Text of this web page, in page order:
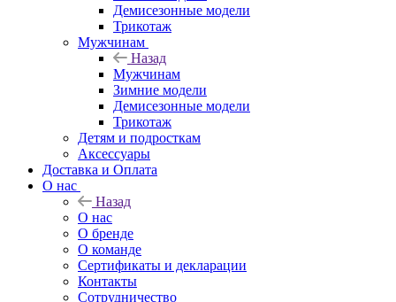
Демисезонные модели
Трикотаж
Мужчинам
Назад
Мужчинам
Зимние модели
Демисезонные модели
Трикотаж
Детям и подросткам
Аксессуары
Доставка и Оплата
О нас
Назад
О нас
О бренде
О команде
Сертификаты и декларации
Контакты
Сотрудничество